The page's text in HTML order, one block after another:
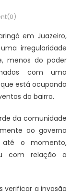
em Juazeiro,
irregularidade
menos do poder
com uma
está ocupando
do bairro.
da comunidade
ao governo
até o momento,
com relação a
verificar a invasão